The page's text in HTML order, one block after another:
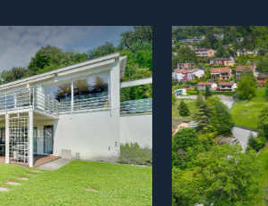
Non preferito